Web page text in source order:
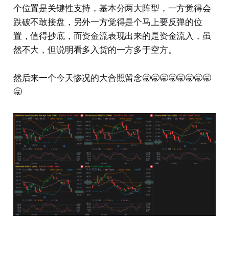
个位置是关键性支持，基本分两大阵型，一方觉得会
跌破不敢接盘，另外一方觉得是个马上要反弹的位
置，值得抄底，而资金流表现出来的是资金流入，虽
然不大，但说明看多入货的一方多于空方。
然后来一个今天惨况的大合照留念🥱🥱🥱🥱🥱🥱🥱🥱
🥱